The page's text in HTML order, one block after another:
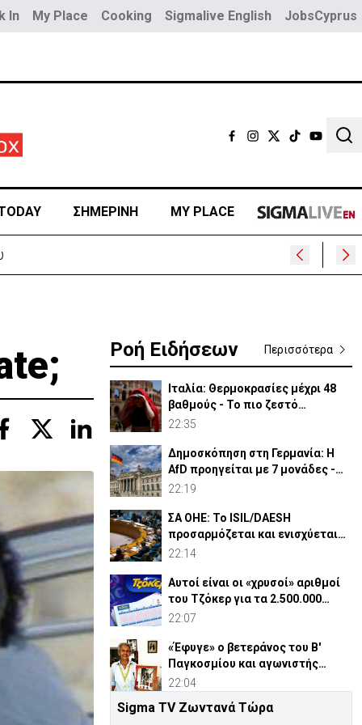
In My Place Cooking Sigmalive English JobsCyprus
ΣΗΜΕΡΙΝΗ MY PLACE
Ροή Ειδήσεων Περισσότερα
Ιταλία: Θερμοκρασίες μέχρι 48
βαθμούς - Το πιο ζεστό
καλοκαίρι των 100 χρόνων
22:35
Δημοσκόπηση στη Γερμανία: Η
AfD προηγείται με 7 μονάδες -
Διεύρυνε τη διαφορά
22:19
ΣΑ ΟΗΕ: Το ISIL/DAESH
προσαρμόζεται και ενισχύεται
στην Αφρική - Πώς απειλεί
22:14
Αυτοί είναι οι «χρυσοί» αριθμοί
του Τζόκερ για τα 2.500.000
ευρώ
22:07
«Έφυγε» ο βετεράνος του Β'
Παγκοσμίου και αγωνιστής
ΕΟΚΑ, Παύλος Μ. Κασάπης
22:04
«Όχι» 9 χωρών σε ισχυρισμό
Sigma TV Ζωντανά Τώρα